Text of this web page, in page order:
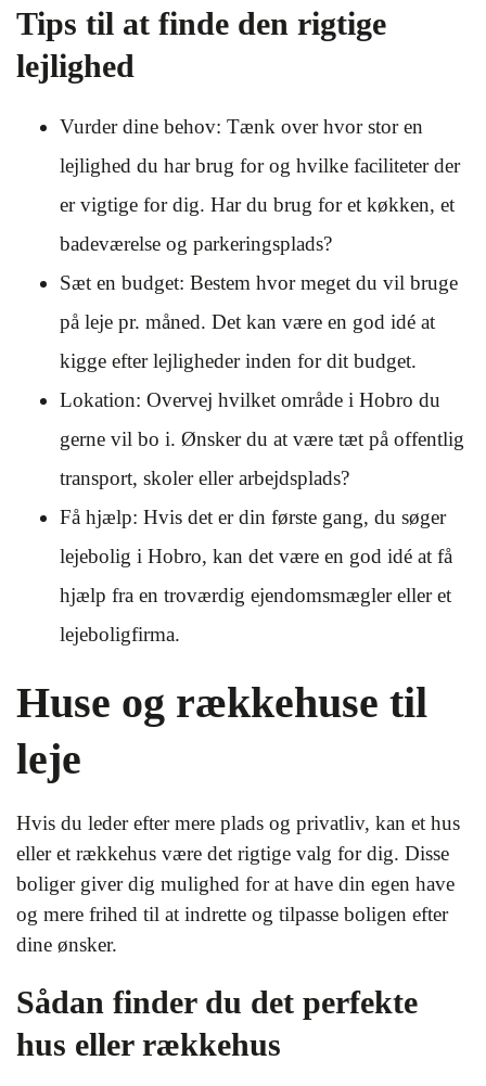
Tips til at finde den rigtige
lejlighed
Vurder dine behov: Tænk over hvor stor en
lejlighed du har brug for og hvilke faciliteter der
er vigtige for dig. Har du brug for et køkken, et
badeværelse og parkeringsplads?
Sæt en budget: Bestem hvor meget du vil bruge
på leje pr. måned. Det kan være en god idé at
kigge efter lejligheder inden for dit budget.
Lokation: Overvej hvilket område i Hobro du
gerne vil bo i. Ønsker du at være tæt på offentlig
transport, skoler eller arbejdsplads?
Få hjælp: Hvis det er din første gang, du søger
lejebolig i Hobro, kan det være en god idé at få
hjælp fra en troværdig ejendomsmægler eller et
lejeboligfirma.
Huse og rækkehuse til
leje
Hvis du leder efter mere plads og privatliv, kan et hus
eller et rækkehus være det rigtige valg for dig. Disse
boliger giver dig mulighed for at have din egen have
og mere frihed til at indrette og tilpasse boligen efter
dine ønsker.
Sådan finder du det perfekte
hus eller rækkehus